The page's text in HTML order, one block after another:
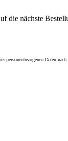
die nächste
Daten nach